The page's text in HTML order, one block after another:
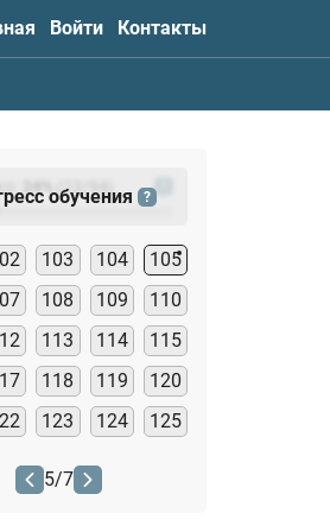
Войти Контакты
(23
обучения ?
103 104
105
108 109
110
113 114
115
118 119
120
123 124 125
5/7